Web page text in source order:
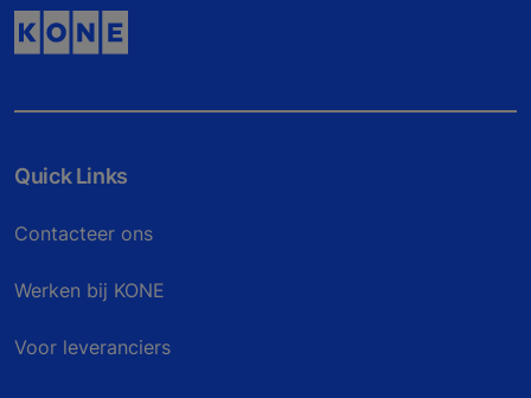
Quick Links
Contacteer ons
Werken bij KONE
Voor leveranciers